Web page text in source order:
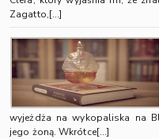
Zagatto,[…]
wyjeżdża na wykopaliska na
jego żoną. Wkrótce[…]